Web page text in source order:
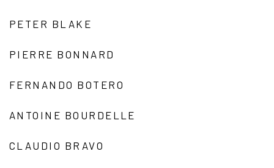
PETER BLAKE
PIERRE BONNARD
FERNANDO BOTERO
ANTOINE BOURDELLE
CLAUDIO BRAVO